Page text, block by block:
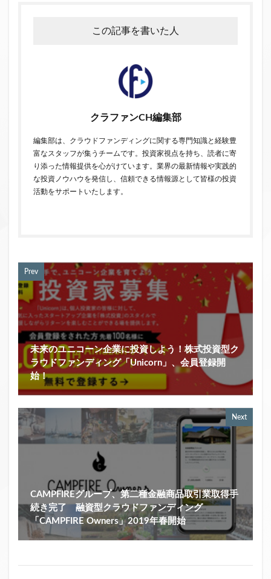
この記事を書いた人
クラファンCH編集部
編集部は、クラウドファンディングに関する専門知識と経験豊
富なスタッフが集うチームです。投資家視点を持ち、読者に寄
り添った情報提供を心がけています。業界の最新情報や実践的
な投資ノウハウを発信し、信頼できる情報源として皆様の投資
活動をサポートいたします。
Prev
未来のユニコーン企業に投資しよう！株式投資型ク
ラウドファンディング「Unicorn」、会員登録開
始！
Next
CAMPFIREグループ、第二種金融商品取引業取得手
続き完了 融資型クラウドファンディング
「CAMPFIRE Owners」2019年春開始